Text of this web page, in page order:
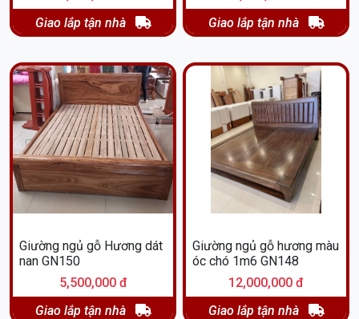
Giao lắp tận nhà
Giao lắp tận nhà
Giường ngủ gỗ Hương dát
nan GN150
5,500,000 đ
Giao lắp tận nhà
Giường ngủ gỗ hương màu
óc chó 1m6 GN148
12,000,000 đ
Giao lắp tận nhà